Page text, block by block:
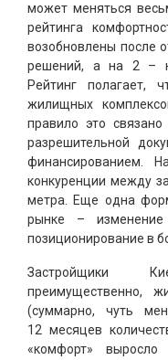
может меняться
рейтинга
возобновлены после
решений, а на 2 –
Рейтинг полагает,
жилищных
правило это
разрешительной
финансированием.
конкуренции между
метра. Еще одна
рынке – изменение
позиционирование в
Застройщики
преимущественно,
(суммарно, чуть
12 месяцев
«комфорт»